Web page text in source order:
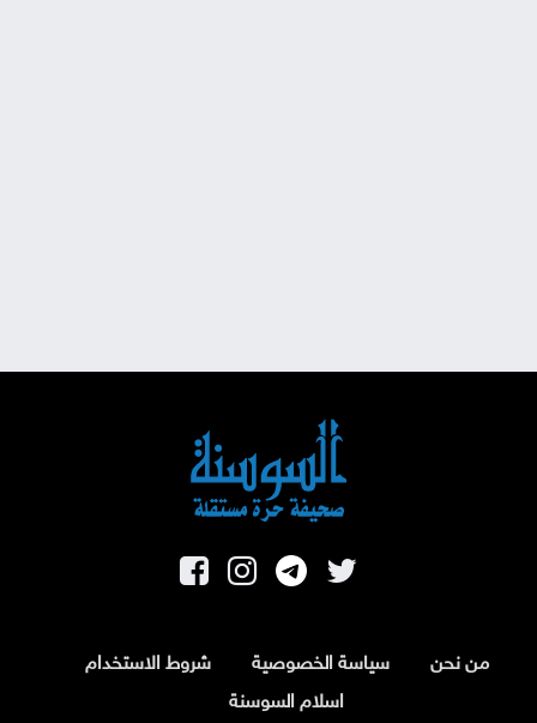
من نحن سياسة الخصوصية
شروط الاستخدام
اسلام السوسنة